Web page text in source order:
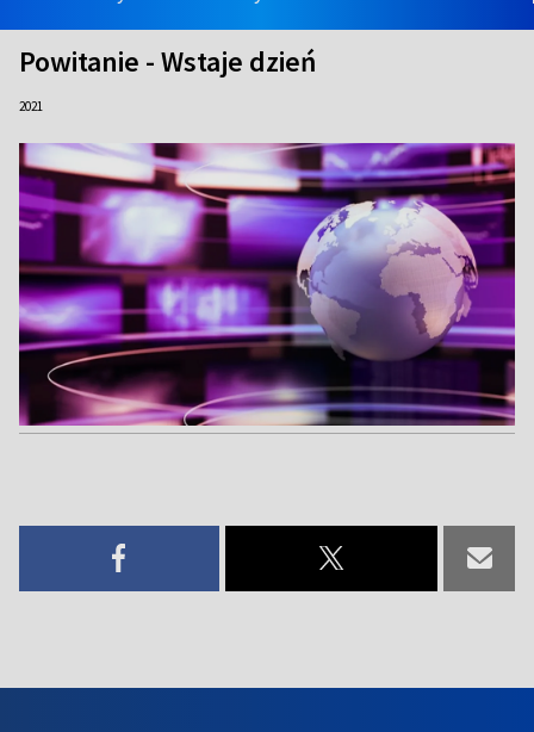
Powitanie - Wstaje dzień
2021